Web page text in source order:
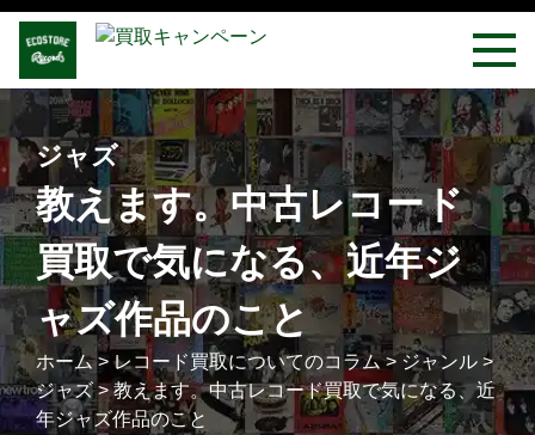
ジャズ
教えます。中古レコード
買取で気になる、近年ジ
ャズ作品のこと
ホーム> レコード買取についてのコラム> ジャンル >
ジャズ>教えます。中古レコード買取で気になる、近
年ジャズ作品のこと